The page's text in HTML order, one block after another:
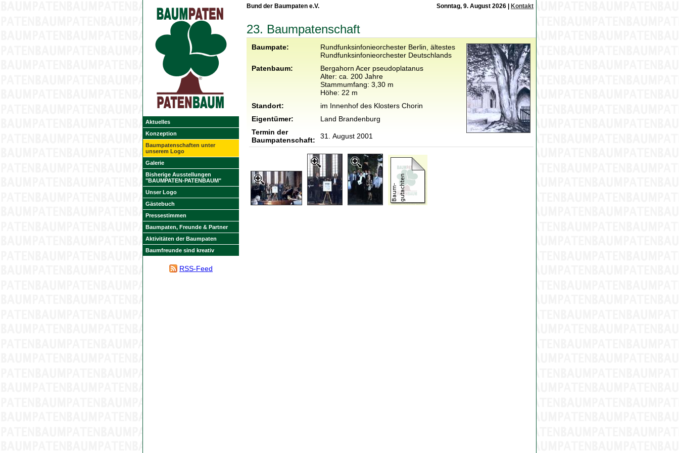
Aktuelles
Konzeption
Baumpatenschaften unter
unserem Logo
Galerie
Bisherige Ausstellungen
"BAUMPATEN-PATENBAUM"
Unser Logo
Gästebuch
Pressestimmen
Baumpaten, Freunde & Partner
Aktivitäten der Baumpaten
Baumfreunde sind kreativ
RSS-Feed
Bund der Baumpaten e.V. Sonntag, 9. August 2026 | Kontakt
23. Baumpatenschaft
Baumpate:
Rundfunksinfonieorchester Berlin, ältestes
Rundfunksinfonieorchester Deutschlands
Patenbaum:
Bergahorn Acer pseudoplatanus
Alter: ca. 200 Jahre
Stammumfang: 3,30 m
Höhe: 22 m
Standort:
im Innenhof des Klosters Chorin
Eigentümer:
Land Brandenburg
Termin der
Baumpatenschaft:
31. August 2001